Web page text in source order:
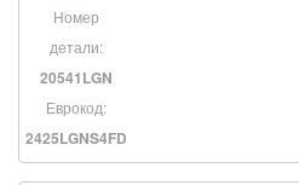
Номер
детали:
20541LGN
Еврокод:
2425LGNS4FD